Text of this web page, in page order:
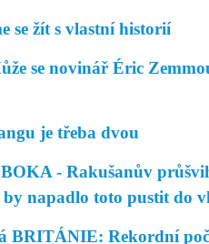
se žít s vlastní historií
se novinář Éric
je třeba dvou
- Rakušanův
napadlo toto pustit do
BRITÁNIE: Rekordní